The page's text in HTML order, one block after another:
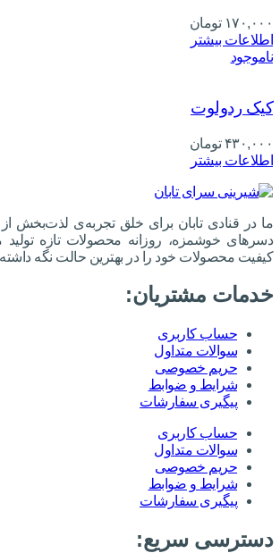
۱۷۰,۰۰۰ تومان
اطلاعات بیشتر
ناموجود
کیک ردولوت
۴۳۰,۰۰۰ تومان
اطلاعات بیشتر
ما در قنادی تابان برای خلق تجربه‌ی لذت‌بخش
دسرهای خوشمزه، روزانه محصولات تازه
کیفیت محصولات خود را در بهترین حالت نگه
خدمات مشتریان:
حساب کاربری
سوالات متداول
حریم خصوصی
شرایط و ضوابط
پیگیری سفارشات
حساب کاربری
سوالات متداول
حریم خصوصی
شرایط و ضوابط
پیگیری سفارشات
دسترسی سریع: